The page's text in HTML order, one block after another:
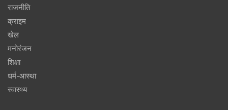
राजनीति
क्राइम
खेल
मनोरंजन
शिक्षा
धर्म-आस्था
स्वास्थ्य